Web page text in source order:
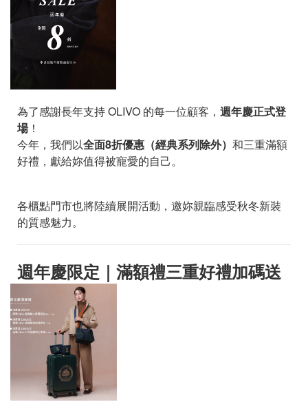
為了感謝長年支持 OLIVO 的每一位顧客， 週年慶正式登
場！
今年，我們以全面8折優惠（經典系列除外） 和三重滿額
好禮，獻給妳值得被寵愛的自己。
各櫃點門市也將陸續展開活動，邀妳親臨感受秋冬新裝
的質感魅力。
週年慶限定｜滿額禮三重好禮加碼送